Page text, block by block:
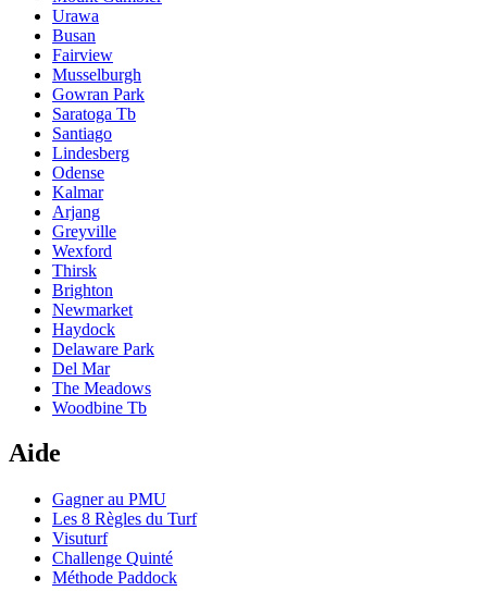
Urawa
Busan
Fairview
Musselburgh
Gowran Park
Saratoga Tb
Santiago
Lindesberg
Odense
Kalmar
Arjang
Greyville
Wexford
Thirsk
Brighton
Newmarket
Haydock
Delaware Park
Del Mar
The Meadows
Woodbine Tb
Aide
Gagner au PMU
Les 8 Règles du Turf
Visuturf
Challenge Quinté
Méthode Paddock